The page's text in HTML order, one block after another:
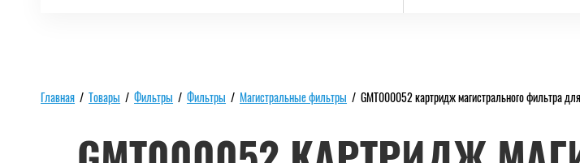
Главная / Товары / Фильтры / Фильтры / Магистральные фильтры / GMT000052 картридж магистрального фильтра